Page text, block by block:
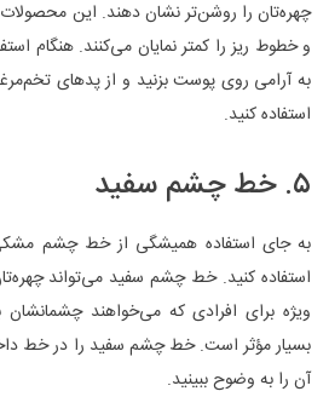
چهره‌تان را روشن‌تر نشان دهند. این
و خطوط ریز را کمتر نمایان می‌کنند. هنگام
به آرامی روی پوست بزنید و از پدهای
استفاده کنید.
۵. خط چشم سفید
به جای استفاده همیشگی از خط چشم
استفاده کنید. خط چشم سفید می‌تواند
ویژه برای افرادی که می‌خواهند چشمانشان
بسیار مؤثر است. خط چشم سفید را در خط
آن را به وضوح ببینید.